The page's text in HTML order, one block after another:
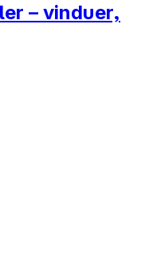
– vinduer,